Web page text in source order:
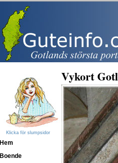
Klicka för slumpsidor
Hem
Boende
Vykort